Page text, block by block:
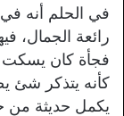
في الحلم أنه
رائعة الجمال،
فجأة كان يسكت
كأنه يتذكر شئ
يكمل حديثة من